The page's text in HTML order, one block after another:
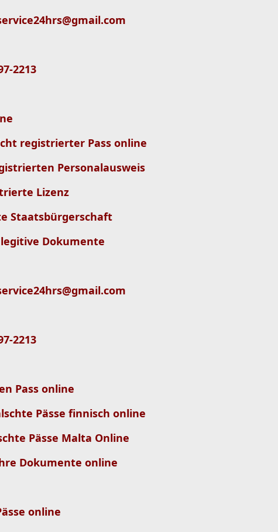
2213
registrierter Pass online
Personalausweis
Lizenz
Staatsbürgerschaft
Dokumente
2213
Pass online
Pässe finnisch online
Pässe Malta Online
Dokumente online
online